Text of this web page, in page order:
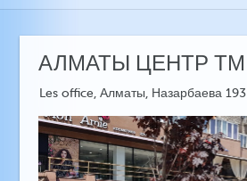
АЛМАТЫ ЦЕНТР ТМ
Les office, Алматы, Назарбаева 193